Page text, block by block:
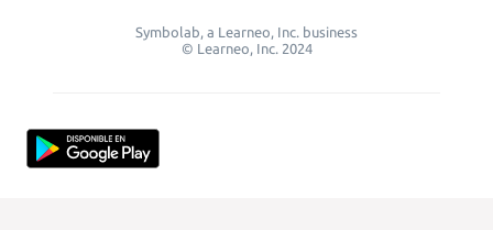
Symbolab, a Learneo, Inc. business
© Learneo, Inc. 2024